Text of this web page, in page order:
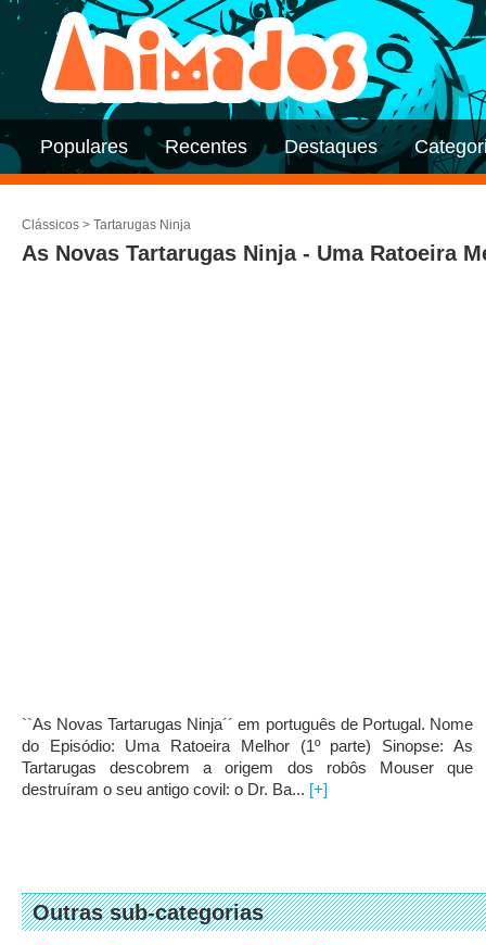
Populares Recentes Destaques
Clássicos > Tartarugas Ninja
As Novas Tartarugas Ninja - Uma Ratoeira
``As Novas Tartarugas Ninja´´ em português de Portugal. Nome
do Episódio: Uma Ratoeira Melhor (1º parte) Sinopse: As
Tartarugas descobrem a origem dos robôs Mouser que
destruíram o seu antigo covil: o Dr. Ba... [+]
Outras sub-categorias